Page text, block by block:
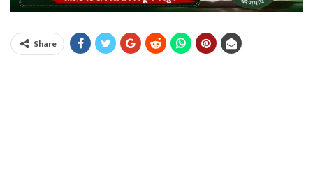
Share